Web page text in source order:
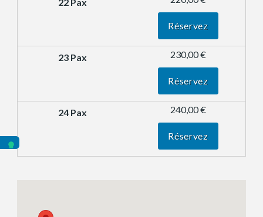
Réservez
230,00 €
Réservez
240,00 €
Réservez